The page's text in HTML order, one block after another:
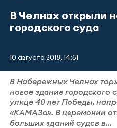
В Челнах открыли
городского суда
10 августа 2018, 14:51
В Набережных Челнах
новое здание городского
улице 40 лет Победы,
«КАМАЗа». В церемонии
больших зданий судов в...